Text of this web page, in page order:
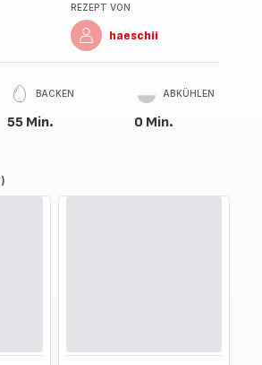
REZEPT VON
haeschii
BACKEN
55 Min.
ABKÜHLEN
0 Min.